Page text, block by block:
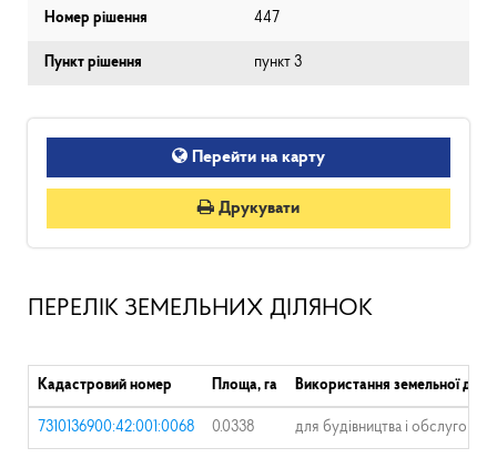
Номер рішення 447
Пункт рішення пункт 3
Перейти на карту
Друкувати
ПЕРЕЛІК ЗЕМЕЛЬНИХ ДІЛЯНОК
Кадастровий номер Площа, га Використання земельної
7310136900:42:001:0068 0.0338 для будівництва і